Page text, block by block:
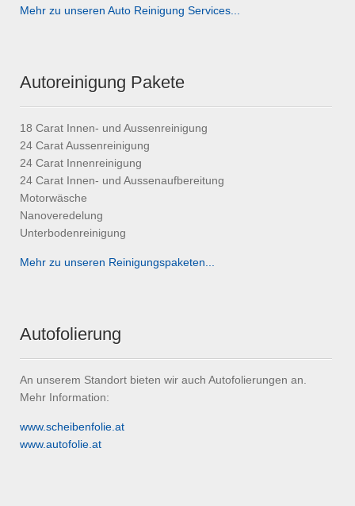
Mehr zu unseren Auto Reinigung Services...
Autoreinigung Pakete
18 Carat Innen- und Aussenreinigung
24 Carat Aussenreinigung
24 Carat Innenreinigung
24 Carat Innen- und Aussenaufbereitung
Motorwäsche
Nanoveredelung
Unterbodenreinigung
Mehr zu unseren Reinigungspaketen...
Autofolierung
An unserem Standort bieten wir auch Autofolierungen an.
Mehr Information:
www.scheibenfolie.at
www.autofolie.at